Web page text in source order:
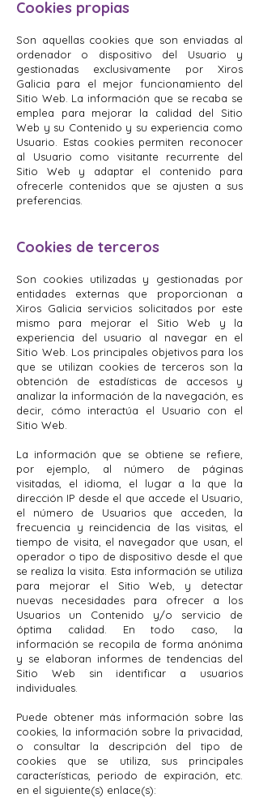
Cookies propias
Son aquellas cookies que son enviadas al
ordenador o dispositivo del Usuario y
gestionadas exclusivamente por Xiros
Galicia para el mejor funcionamiento del
Sitio Web. La información que se recaba se
emplea para mejorar la calidad del Sitio
Web y su Contenido y su experiencia como
Usuario. Estas cookies permiten reconocer
al Usuario como visitante recurrente del
Sitio Web y adaptar el contenido para
ofrecerle contenidos que se ajusten a sus
preferencias.
Cookies de terceros
Son cookies utilizadas y gestionadas por
entidades externas que proporcionan a
Xiros Galicia servicios solicitados por este
mismo para mejorar el Sitio Web y la
experiencia del usuario al navegar en el
Sitio Web. Los principales objetivos para los
que se utilizan cookies de terceros son la
obtención de estadísticas de accesos y
analizar la información de la navegación, es
decir, cómo interactúa el Usuario con el
Sitio Web.
La información que se obtiene se refiere,
por ejemplo, al número de páginas
visitadas, el idioma, el lugar a la que la
dirección IP desde el que accede el Usuario,
el número de Usuarios que acceden, la
frecuencia y reincidencia de las visitas, el
tiempo de visita, el navegador que usan, el
operador o tipo de dispositivo desde el que
se realiza la visita. Esta información se utiliza
para mejorar el Sitio Web, y detectar
nuevas necesidades para ofrecer a los
Usuarios un Contenido y/o servicio de
óptima calidad. En todo caso, la
información se recopila de forma anónima
y se elaboran informes de tendencias del
Sitio Web sin identificar a usuarios
individuales.
Puede obtener más información sobre las
cookies, la información sobre la privacidad,
o consultar la descripción del tipo de
cookies que se utiliza, sus principales
características, periodo de expiración, etc.
en el siguiente(s) enlace(s):